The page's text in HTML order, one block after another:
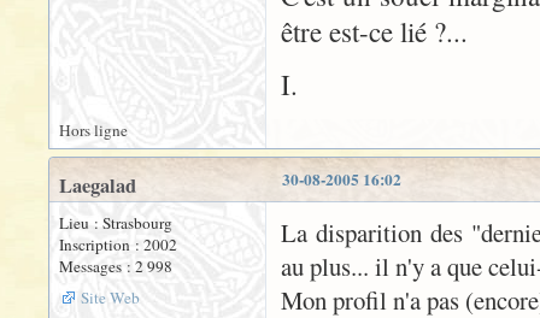
être est-ce lié ?...
I.
Hors ligne
30-08-2005 16:02
Laegalad
Lieu : Strasbourg
Inscription : 2002
Messages : 2 998
Site Web
La disparition des
au plus... il n'y a que
Mon profil n'a pas